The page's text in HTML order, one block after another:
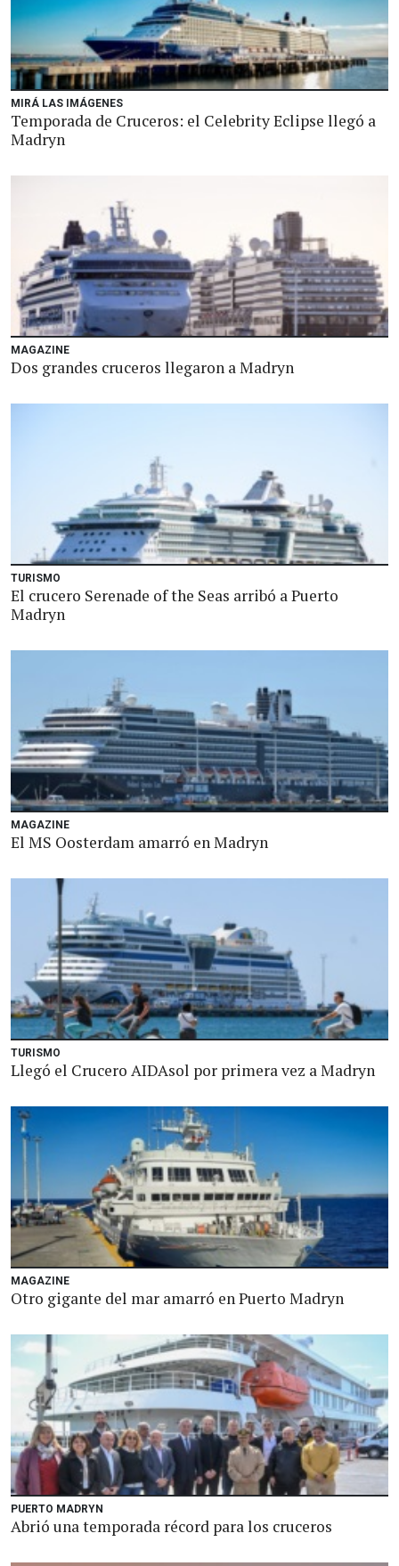
MIRÁ LAS IMÁGENES
Temporada de Cruceros: el Celebrity Eclipse llegó a
Madryn
MAGAZINE
Dos grandes cruceros llegaron a Madryn
TURISMO
El crucero Serenade of the Seas arribó a Puerto
Madryn
MAGAZINE
El MS Oosterdam amarró en Madryn
TURISMO
Llegó el Crucero AIDAsol por primera vez a Madryn
MAGAZINE
Otro gigante del mar amarró en Puerto Madryn
PUERTO MADRYN
Abrió una temporada récord para los cruceros